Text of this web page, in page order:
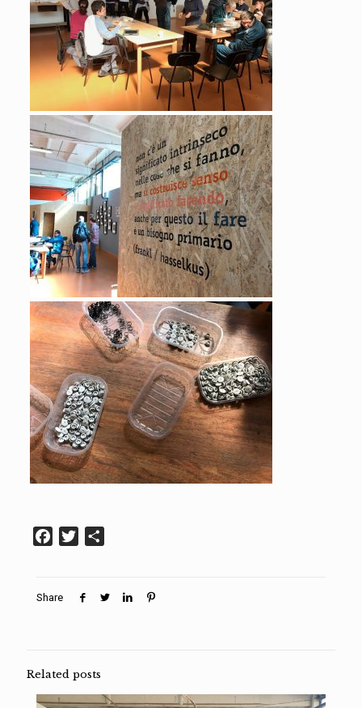
Facebook
Twitter
Share
Related posts